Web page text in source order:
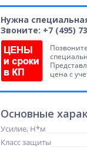
Нужна
Звоните: +7 (495)
цена с
Основные
Усилие, Н*м
Класс защиты